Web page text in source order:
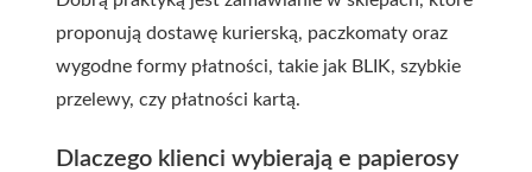
proponują dostawę kurierską, paczkomaty oraz
wygodne formy płatności, takie jak BLIK, szybkie
przelewy, czy płatności kartą.
Dlaczego klienci wybierają e papierosy